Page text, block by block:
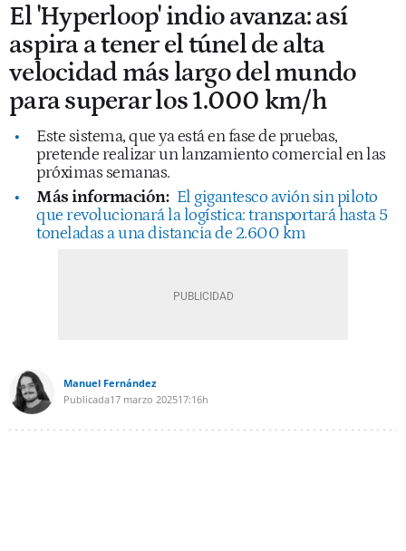
El 'Hyperloop' indio avanza: así
aspira a tener el túnel de alta
velocidad más largo del mundo
para superar los 1.000 km/h
Este sistema, que ya está en fase de pruebas,
pretende realizar un lanzamiento comercial en las
próximas semanas.
Más información: El gigantesco avión sin piloto
que revolucionará la logística: transportará hasta 5
toneladas a una distancia de 2.600 km
Manuel Fernández
Publicada17 marzo 202517:16h